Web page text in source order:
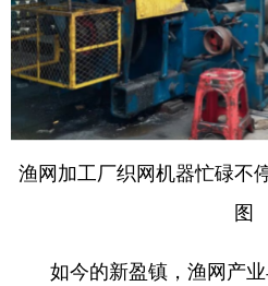
渔网加工厂织网机器忙碌不
图
如今的新盈镇，渔网产业